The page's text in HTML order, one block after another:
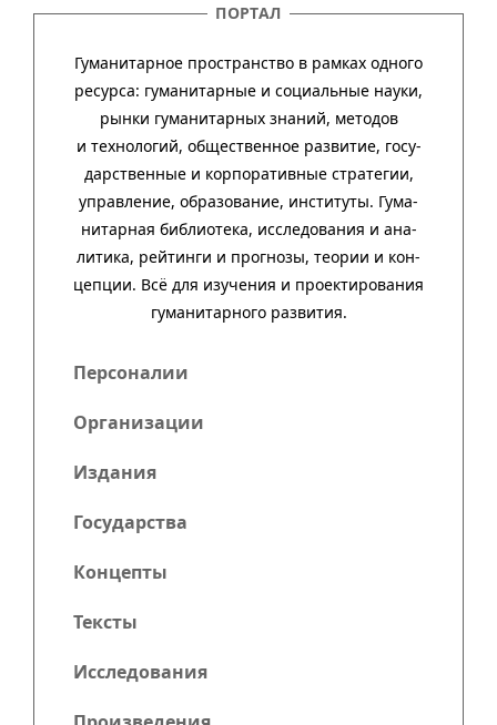
ПОРТАЛ
Гуманитарное пространство в рамках одного
ресурса: гума­ни­тар­ные и соци­аль­ные науки,
рынки гума­ни­тар­ных зна­ний, методов
и техно­ло­гий, обще­ст­вен­ное раз­ви­тие, госу­
дар­ст­вен­ные и кор­пора­тив­ные стра­тегии,
управ­ле­ние, обра­зо­ва­ние, инсти­туты. Гума­
нитар­ная биб­лио­тека, иссле­до­ва­ния и ана­
ли­тика, рей­тинги и прог­нозы, тео­рии и кон­
цеп­ции. Всё для изу­че­ния и про­ек­тиро­ва­ния
гума­нитар­ного развития.
Персоналии
Организации
Издания
Государства
Концепты
Тексты
Исследования